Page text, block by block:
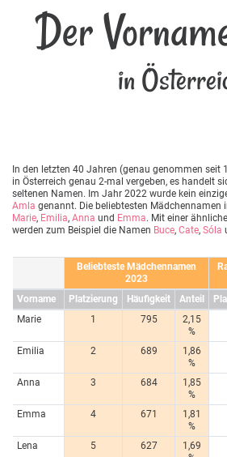
Der
in
In den letzten 40 Jahren (genau genommen seit
in Österreich genau 2-mal vergeben, es handelt
seltenen Namen. Im Jahr 2022 wurde kein
Amla genannt. Die beliebtesten Mädchennamen
Marie, Emilia, Anna und Emma. Mit einer
werden zum Beispiel die Namen Buce, Cate, Sóla
Beliebteste Mädchennamen
2023
Vorname
Platzierung Häufigkeit Anteil
Marie
1 795
2,15
%
Emilia
2 689
1,86
%
Anna
3 684
1,85
%
Emma
4 671
1,81
%
Lena
5 627
1,69